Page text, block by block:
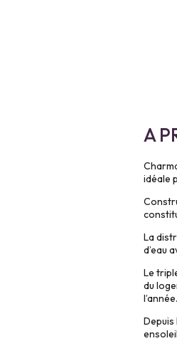
A
idéale
La
d’eau
Le
du
l’année.